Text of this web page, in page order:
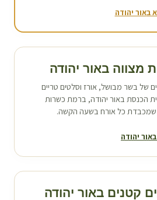
באור יהודה
מצווה באור יהודה
של בשר מבושל, אורז וסלטים טריים
הכנסת באור יהודה, ברמת כשרות
כל אורח בשעה הקשה.
אור יהודה
קטנים באור יהודה